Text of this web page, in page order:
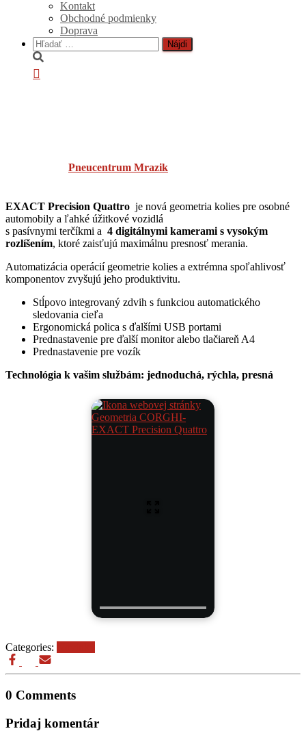
Kontakt
Obchodné podmienky
Doprava
Hľadať:
Pneucentrum Mrazik
EXACT Precision Quattro je nová geometria kolies pre osobné
automobily a ľahké úžitkové vozidlá
s pasívnymi terčíkmi a 4 digitálnymi kamerami s vysokým
rozlíšením, ktoré zaisťujú maximálnu presnosť merania.
Automatizácia operácií geometrie kolies a extrémna spoľahlivosť
komponentov zvyšujú jeho produktivitu.
Stĺpovo integrovaný zdvih s funkciou automatického
sledovania cieľa
Ergonomická polica s ďalšími USB portami
Prednastavenie pre ďalší monitor alebo tlačiareň A4
Prednastavenie pre vozík
Technológia k vašim službám: jednoduchá, rýchla, presná
Geometria CORGHI-
EXACT Precision Quattro
Categories:
0 Comments
Pridaj komentár